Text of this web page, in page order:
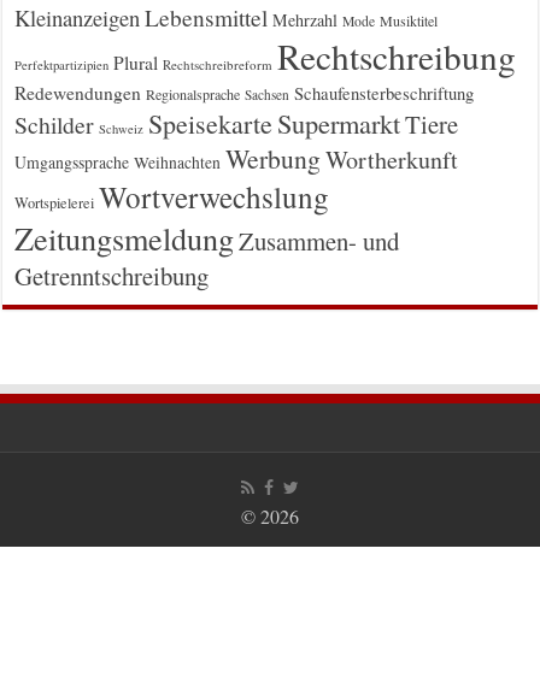
Kleinanzeigen Lebensmittel Mehrzahl Mode Musiktitel
Perfektpartizipien Plural Rechtschreibreform Rechtschreibung
Redewendungen Regionalsprache Sachsen Schaufensterbeschriftung
Schilder Schweiz Speisekarte SupermarktTiere
Umgangssprache Weihnachten WerbungWortherkunft
Wortspielerei Wortverwechslung
ZeitungsmeldungZusammen- und
Getrenntschreibung
© 2026